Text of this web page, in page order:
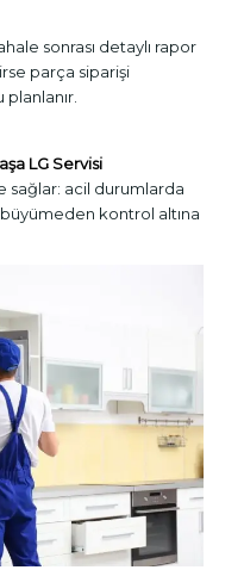
sonrası detaylı rapor
parça siparişi
planlanır.
LG Servisi
sağlar: acil durumlarda
büyümeden kontrol altına